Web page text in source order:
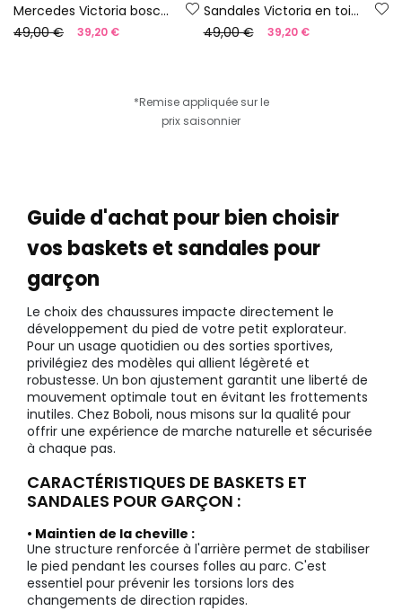
Mercedes Victoria bosco barefoot en toile couleur glace
49,00 €
39,20 €
Sandales Victoria en toile jaune
49,00 €
39,20 €
*Remise appliquée sur le
prix saisonnier
Guide d'achat pour bien choisir
vos baskets et sandales pour
garçon
Le choix des chaussures impacte directement le
développement du pied de votre petit explorateur.
Pour un usage quotidien ou des sorties sportives,
privilégiez des modèles qui allient légèreté et
robustesse. Un bon ajustement garantit une liberté de
mouvement optimale tout en évitant les frottements
inutiles. Chez Boboli, nous misons sur la qualité pour
offrir une expérience de marche naturelle et sécurisée
à chaque pas.
CARACTÉRISTIQUES DE BASKETS ET
SANDALES POUR GARÇON :
• Maintien de la cheville :
Une structure renforcée à l'arrière permet de stabiliser
le pied pendant les courses folles au parc. C'est
essentiel pour prévenir les torsions lors des
changements de direction rapides.